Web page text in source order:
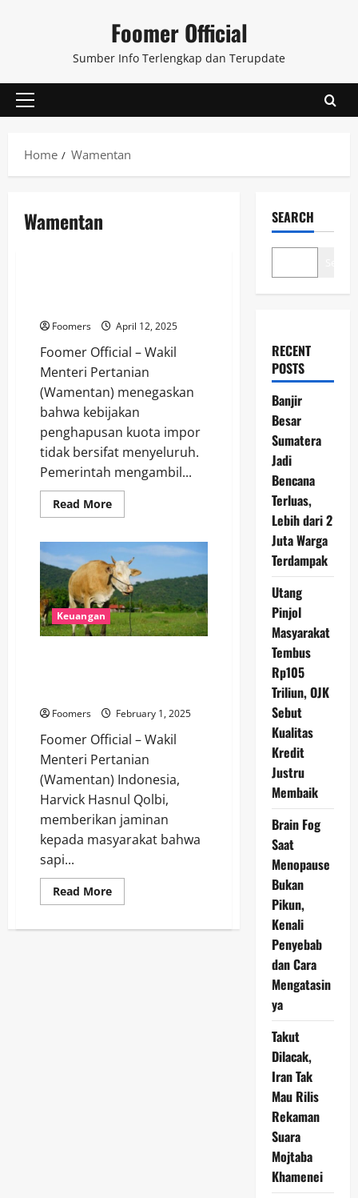
Foomer Official
Sumber Info Terlengkap dan Terupdate
Primary
Home
Wamentan
Wamentan
Foomers April 12, 2025
Foomer Official – Wakil
Menteri Pertanian
(Wamentan) menegaskan
bahwa kebijakan
penghapusan kuota impor
tidak bersifat menyeluruh.
Pemerintah mengambil...
Read MoreRead
more
Penghapusan
Kuota
Impor
Bersifat
Selektif
Keuangan
Foomers February 1, 2025
Foomer Official – Wakil
Menteri Pertanian
(Wamentan) Indonesia,
Harvick Hasnul Qolbi,
memberikan jaminan
kepada masyarakat bahwa
sapi...
Read MoreRead
more
Harvick
SEARCH
RECENT
POSTS
Banjir
Besar
Sumatera
Jadi
Bencana
Terluas,
Lebih dari 2
Juta Warga
Terdampak
Utang
Pinjol
Masyarakat
Tembus
Rp105
Triliun, OJK
Sebut
Kualitas
Kredit
Justru
Membaik
Brain Fog
Saat
Menopause
Bukan
Pikun,
Kenali
Penyebab
dan Cara
Mengatasin
ya
Takut
Dilacak,
Iran Tak
Mau Rilis
Rekaman
Suara
Mojtaba
Khamenei